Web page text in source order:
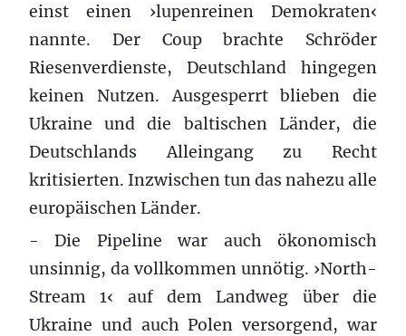
einst einen ›lupenreinen Demokraten‹
nannte. Der Coup brachte Schröder
Riesenverdienste, Deutschland hingegen
keinen Nutzen. Ausgesperrt blieben die
Ukraine und die baltischen Länder, die
Deutschlands Alleingang zu Recht
kritisierten. Inzwischen tun das nahezu alle
europäischen Länder.
- Die Pipeline war auch ökonomisch
unsinnig, da vollkommen unnötig. ›North-
Stream 1‹ auf dem Landweg über die
Ukraine und auch Polen versorgend, war